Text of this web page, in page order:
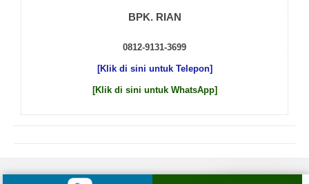
BPK. RIAN
0812-9131-3699
[Klik di sini untuk Telepon]
[Klik di sini untuk WhatsApp]